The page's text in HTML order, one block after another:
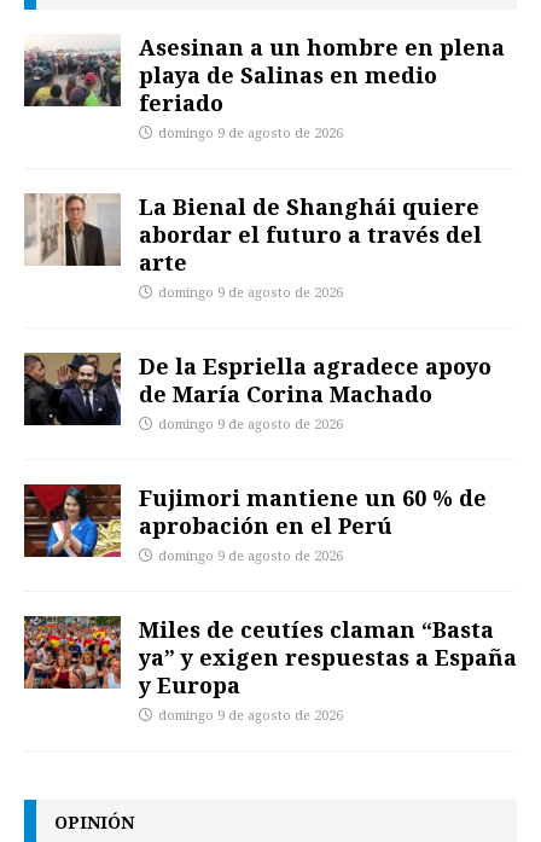
Asesinan a un hombre en plena
playa de Salinas en medio
feriado
domingo 9 de agosto de 2026
La Bienal de Shanghái quiere
abordar el futuro a través del
arte
domingo 9 de agosto de 2026
De la Espriella agradece apoyo
de María Corina Machado
domingo 9 de agosto de 2026
Fujimori mantiene un 60 % de
aprobación en el Perú
domingo 9 de agosto de 2026
Miles de ceutíes claman “Basta
ya” y exigen respuestas a España
y Europa
domingo 9 de agosto de 2026
OPINIÓN